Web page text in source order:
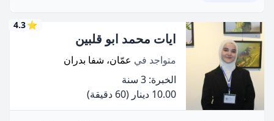
⭐
4.3
ايات محمد ابو قلبين
متواجد في عمّان، شفا بدران
الخبرة: 3 سنة
10.00 دينار
(60 دقيقة)